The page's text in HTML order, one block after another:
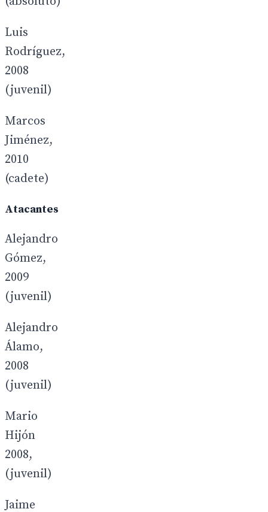
Luis
Rodríguez,
2008
(juvenil)
Marcos
Jiménez,
2010
(cadete)
Atacantes
Alejandro
Gómez,
2009
(juvenil)
Alejandro
Álamo,
2008
(juvenil)
Mario
Hijón
2008,
(juvenil)
Jaime